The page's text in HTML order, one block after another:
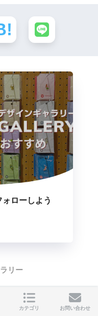
ローしよう
リー
カテゴリ お問い合わせ